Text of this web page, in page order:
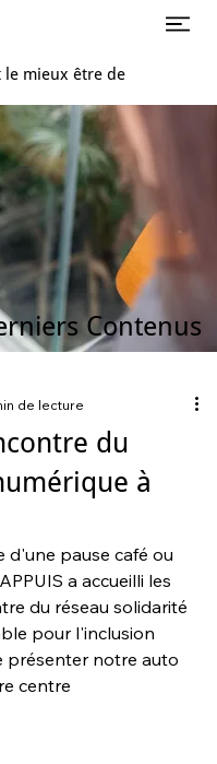
le mieux être de
Contenus
du
à
de lecture
d'une pause café ou
a accueilli les
du réseau solidarité
pour l'inclusion
présenter notre auto
centre